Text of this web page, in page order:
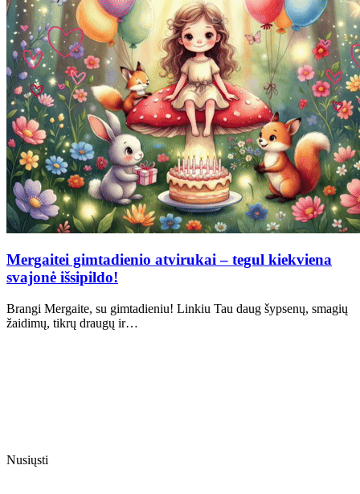
Mergaitei gimtadienio atvirukai – tegul kiekviena
svajonė išsipildo!
Brangi Mergaite, su gimtadieniu! Linkiu Tau daug šypsenų, smagių
žaidimų, tikrų draugų ir…
Nusiųsti